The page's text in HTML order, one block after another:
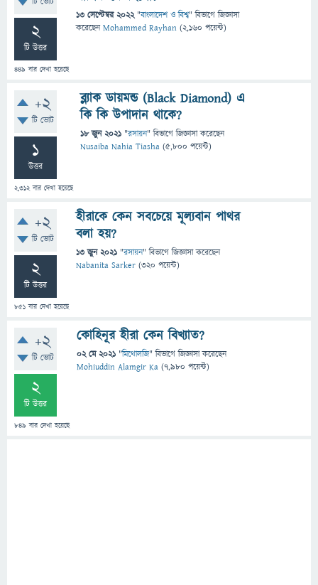
2
টি উত্তর
449 বার দেখা হয়েছে
13 সেপ্টেম্বর 2022 "বাংলাদেশ ও বিশ্ব" বিভাগে জিজ্ঞাসা
করেছেনMohammed Rayhan (2,160 পয়েন্ট)
+2
টি ভোট
1
উত্তর
2,312বার দেখা হয়েছে
ব্ল্যাক ডায়মন্ড (Black Diamond) এ
কি কি উপাদান থাকে?
18 জুন 2021 "রসায়ন" বিভাগে জিজ্ঞাসাকরেছেন
Nusaiba Nahia Tiasha (5,800 পয়েন্ট)
+2
টি ভোট
2
টি উত্তর
851 বার দেখা হয়েছে
হীরাকে কেন সবচেয়ে মূল্যবান পাথর
বলা হয়?
13 জুন 2021 "রসায়ন" বিভাগে জিজ্ঞাসাকরেছেন
Nabanita Sarker (320 পয়েন্ট)
+2
টি ভোট
2
টি উত্তর
849 বার দেখা হয়েছে
কোহিনূর হীরা কেন বিখ্যাত?
02 মে 2021 "মিথোলজি" বিভাগে জিজ্ঞাসাকরেছেন
Mohiuddin Alamgir Ka (7,980 পয়েন্ট)